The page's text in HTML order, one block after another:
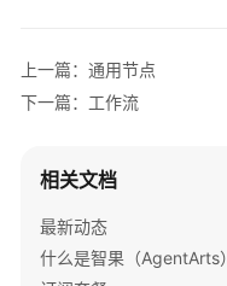
上一篇：通用节点
下一篇：工作流
相关文档
最新动态
什么是智果（AgentArts